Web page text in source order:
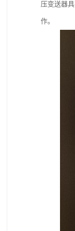
压变送器
作。